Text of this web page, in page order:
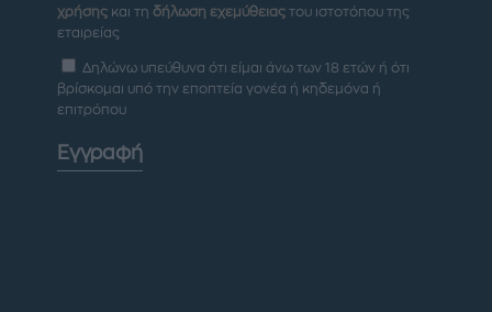
χρήσης και τη δήλωση εχεμύθειας του ιστοτόπου της
εταιρείας
Δηλώνω υπεύθυνα ότι είμαι άνω των 18 ετών ή ότι
βρίσκομαι υπό την εποπτεία γονέα ή κηδεμόνα ή
επιτρόπου
Εγγραφή